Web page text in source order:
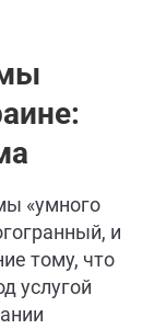
«умного
и
тому, что
услугой